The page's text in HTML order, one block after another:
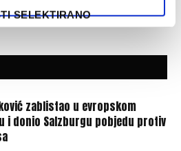
SELEKTIRANO
zablistao u evropskom
i donio Salzburgu pobjedu protiv